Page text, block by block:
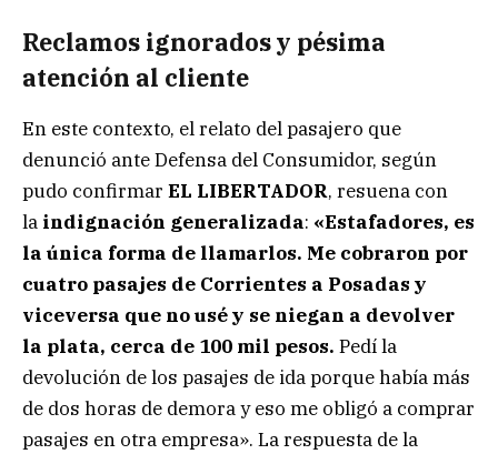
Reclamos ignorados y pésima
atención al cliente
En este contexto, el relato del pasajero que
denunció ante Defensa del Consumidor, según
pudo confirmar EL LIBERTADOR, resuena con
la indignación generalizada: «Estafadores, es
la única forma de llamarlos. Me cobraron por
cuatro pasajes de Corrientes a Posadas y
viceversa que no usé y se niegan a devolver
la plata, cerca de 100 mil pesos. Pedí la
devolución de los pasajes de ida porque había más
de dos horas de demora y eso me obligó a comprar
pasajes en otra empresa». La respuesta de la